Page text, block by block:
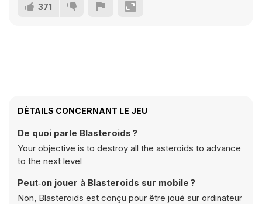
371
DÉTAILS CONCERNANT LE JEU
De quoi parle Blasteroids ?
Your objective is to destroy all the asteroids to advance
to the next level
Peut‑on jouer à Blasteroids sur mobile ?
Non, Blasteroids est conçu pour être joué sur ordinateur